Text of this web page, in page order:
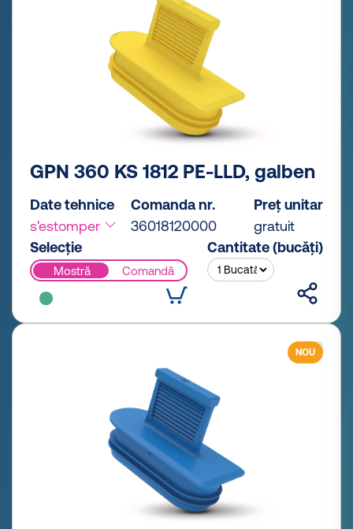
GPN 360 KS 1812 PE-LLD, galben
Date tehnice
s'estomper
Comanda nr.
36018120000
Preț unitar
gratuit
Selecție
Mostră Comandă
Cantitate (bucăți)
NOU